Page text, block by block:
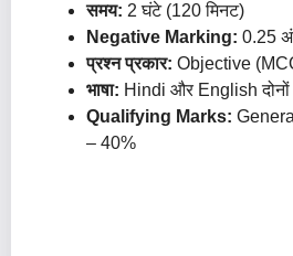
समय: 2 घंटे (120 मिनट)
Negative Marking: 0.25
प्रश्न प्रकार: Objective
भाषा: Hindi और English दोनों
Qualifying Marks:
– 40%